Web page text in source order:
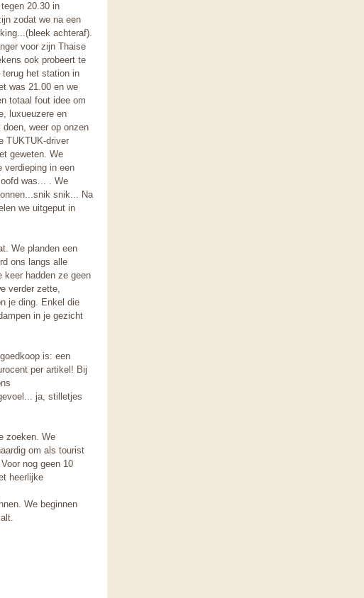
20.30 in
zodat we na een
achteraf).
voor zijn Thaise
ook probeert te
het station in
was 21.00 en we
totaal fout idee om
luxueuzere en
weer op onzen
TUKTUK-driver
geweten. We
verdieping in een
was... . We
snik... Na
we uitgeput in
We planden een
ons langs alle
keer hadden ze geen
verder zette,
je ding. Enkel die
in je gezicht
is: een
per artikel! Bij
ja, stilletjes
zoeken. We
om als tourist
nog geen 10
heerlijke
We beginnen